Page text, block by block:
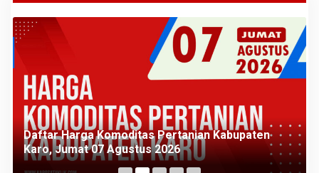
Daftar Harga Komoditas Pertanian Kabupaten
Karo, Jumat 07 Agustus 2026